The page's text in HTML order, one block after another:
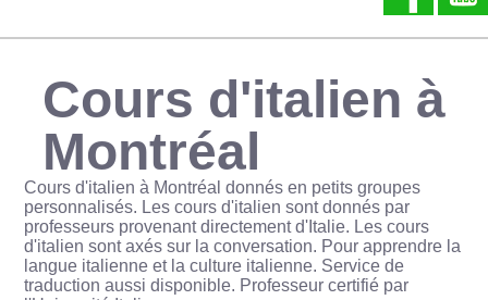
Cours d'italien à
Montréal
Cours d'italien à Montréal donnés en petits groupes
personnalisés. Les cours d'italien sont donnés par
professeurs provenant directement d'Italie. Les cours
d'italien sont axés sur la conversation. Pour apprendre la
langue italienne et la culture italienne. Service de
traduction aussi disponible. Professeur certifié par